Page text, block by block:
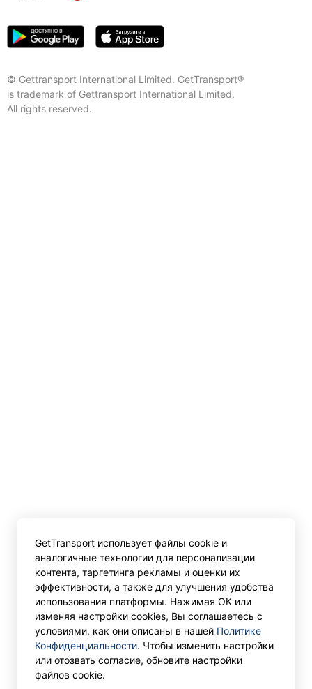
© Gettransport International Limited. GetTransport®
is trademark of Gettransport International Limited.
All rights reserved.
GetTransport использует файлы cookie и
аналогичные технологии для персонализации
контента, таргетинга рекламы и оценки их
эффективности, а также для улучшения удобства
использования платформы. Нажимая ОК или
изменяя настройки cookies, Вы соглашаетесь с
условиями, как они описаны в нашей Политике
Конфиденциальности. Чтобы изменить настройки
или отозвать согласие, обновите настройки
файлов cookie.